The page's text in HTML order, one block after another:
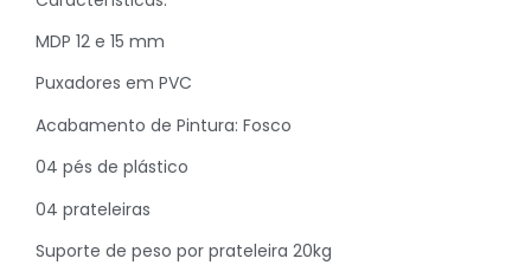
MDP 12 e 15 mm
Puxadores em PVC
Acabamento de Pintura: Fosco
04 pés de plástico
04 prateleiras
Suporte de peso por prateleira 20kg